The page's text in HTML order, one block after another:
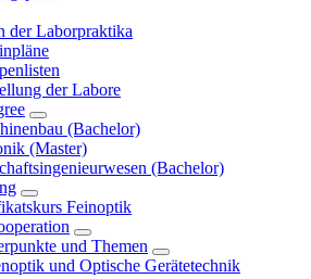
der Laborpraktika
der Labore
(Bachelor)
(Master)
(Bachelor)
Feinoptik
und Themen
und Optische Gerätetechnik